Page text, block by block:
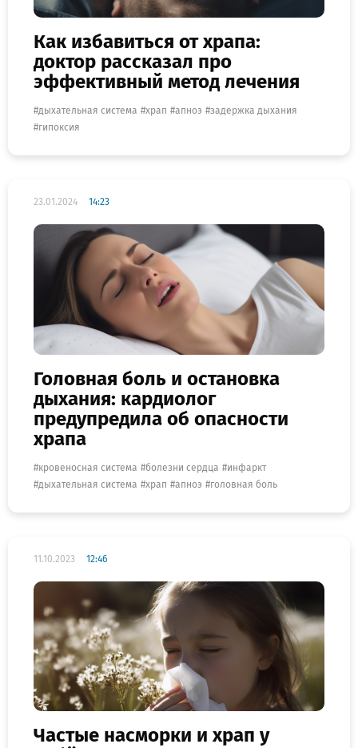
Как избавиться от храпа:
доктор рассказал про
эффективный метод лечения
дыхательная система храп апноэ
задержка дыхания
гипоксия
23.01.2024 14:23
Головная боль и остановка
дыхания: кардиолог
предупредила об опасности
храпа
кровеносная система болезни сердца
инфаркт
дыхательная система
храп апноэ головная боль
11.10.2023 12:46
Частые насморки и храп у